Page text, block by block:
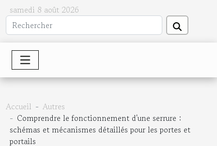
samedi 8 août 2026
Accueil
Autres
Comprendre le fonctionnement d'une serrure :
schémas et mécanismes détaillés pour les portes et
portails